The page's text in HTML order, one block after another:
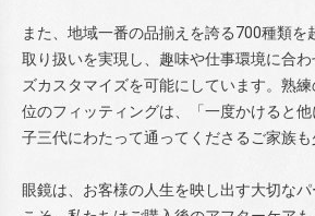
また、地域一番の品揃えを誇る700種類を
取り扱いを実現し、趣味や仕事環境に合
ズカスタマイズを可能にしています。熟
位のフィッティングは、「一度かけると
子三代にわたって通ってくださるご家族も
眼鏡は、お客様の人生を映し出す大切な